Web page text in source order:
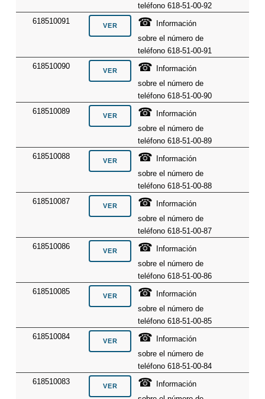
teléfono 618-51-00-92
618510091
☎
Información
sobre el número de
teléfono 618-51-00-91
618510090
☎
Información
sobre el número de
teléfono 618-51-00-90
618510089
☎
Información
sobre el número de
teléfono 618-51-00-89
618510088
☎
Información
sobre el número de
teléfono 618-51-00-88
618510087
☎
Información
sobre el número de
teléfono 618-51-00-87
618510086
☎
Información
sobre el número de
teléfono 618-51-00-86
618510085
☎
Información
sobre el número de
teléfono 618-51-00-85
618510084
☎
Información
sobre el número de
teléfono 618-51-00-84
618510083
☎
Información